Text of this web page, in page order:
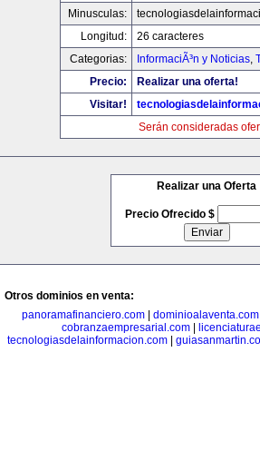
Minusculas:
Longitud:
26 caracteres
Categorias:
InformaciÃ³n y Noticias,
Precio:
Realizar una oferta!
Visitar!
Serán consideradas
Realizar una Oferta
Precio Ofrecido $
Otros dominios en venta:
panoramafinanciero.com
dominioalaventa.com
cobranzaempresarial.com
tecnologiasdelainformacion.com|